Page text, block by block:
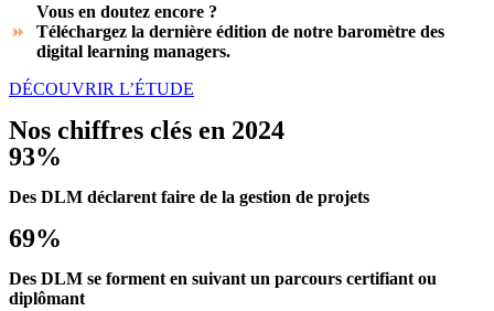
Vous en doutez encore ?
Téléchargez la dernière édition de notre baromètre des
digital learning managers.
DÉCOUVRIR L’ÉTUDE
Nos chiffres clés en 2024
93%
Des DLM déclarent faire de la gestion de projets
69%
Des DLM se forment en suivant un parcours certifiant ou
diplômant